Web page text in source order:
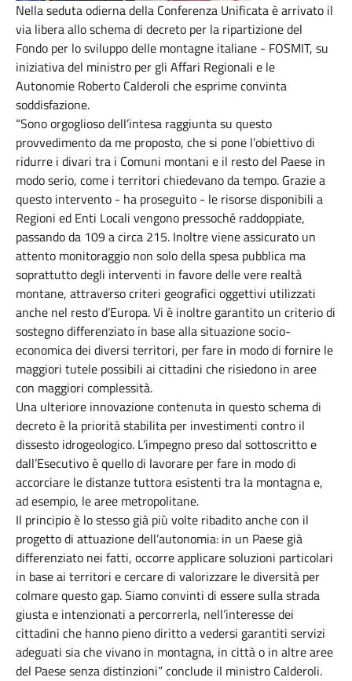
Nella seduta odierna della Conferenza Unificata è arrivato il
via libera allo schema di decreto per la ripartizione del
Fondo per lo sviluppo delle montagne italiane - FOSMIT, su
iniziativa del ministro per gli Affari Regionali e le
Autonomie Roberto Calderoli che esprime convinta
soddisfazione.
“Sono orgoglioso dell’intesa raggiunta su questo
provvedimento da me proposto, che si pone l’obiettivo di
ridurre i divari tra i Comuni montani e il resto del Paese in
modo serio, come i territori chiedevano da tempo. Grazie a
questo intervento - ha proseguito - le risorse disponibili a
Regioni ed Enti Locali vengono pressoché raddoppiate,
passando da 109 a circa 215. Inoltre viene assicurato un
attento monitoraggio non solo della spesa pubblica ma
soprattutto degli interventi in favore delle vere realtà
montane, attraverso criteri geografici oggettivi utilizzati
anche nel resto d’Europa. Vi è inoltre garantito un criterio di
sostegno differenziato in base alla situazione socio-
economica dei diversi territori, per fare in modo di fornire le
maggiori tutele possibili ai cittadini che risiedono in aree
con maggiori complessità.
Una ulteriore innovazione contenuta in questo schema di
decreto è la priorità stabilita per investimenti contro il
dissesto idrogeologico. L’impegno preso dal sottoscritto e
dall’Esecutivo è quello di lavorare per fare in modo di
accorciare le distanze tuttora esistenti tra la montagna e,
ad esempio, le aree metropolitane.
Il principio è lo stesso già più volte ribadito anche con il
progetto di attuazione dell’autonomia: in un Paese già
differenziato nei fatti, occorre applicare soluzioni particolari
in base ai territori e cercare di valorizzare le diversità per
colmare questo gap. Siamo convinti di essere sulla strada
giusta e intenzionati a percorrerla, nell’interesse dei
cittadini che hanno pieno diritto a vedersi garantiti servizi
adeguati sia che vivano in montagna, in città o in altre aree
del Paese senza distinzioni” conclude il ministro Calderoli.